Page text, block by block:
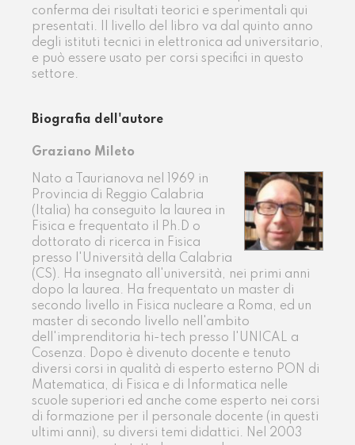
conferma dei risultati teorici e sperimentali qui
presentati. Il livello del libro va dal quinto anno
degli istituti tecnici in elettronica ad universitario,
e può essere usato per corsi specifici in questo
settore.
Biografia dell'autore
Graziano Mileto
Nato a Taurianova nel 1969 in
Provincia di Reggio Calabria
(Italia) ha conseguito la laurea in
Fisica e frequentato il Ph.D o
dottorato di ricerca in Fisica
presso l'Università della Calabria
(CS). Ha insegnato all'università, nei primi anni
dopo la laurea. Ha frequentato un master di
secondo livello in Fisica nucleare a Roma, ed un
master di secondo livello nell'ambito
dell'imprenditoria hi-tech presso l'UNICAL a
Cosenza. Dopo è divenuto docente e tenuto
diversi corsi in qualità di esperto esterno PON di
Matematica, di Fisica e di Informatica nelle
scuole superiori ed anche come esperto nei corsi
di formazione per il personale docente (in questi
ultimi anni), su diversi temi didattici. Nel 2003